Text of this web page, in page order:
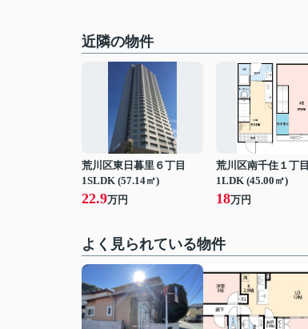
近隣の物件
荒川区東日暮里６丁目
1SLDK (57.14㎡)
22.9万円
荒川区南千住１丁目
1LDK (45.00㎡)
18万円
よく見られている物件